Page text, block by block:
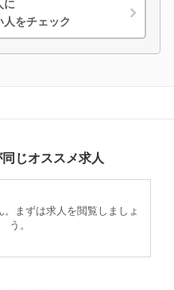
に
をチェック
じオススメ求人
。まずは求人を閲覧しましょ
う。